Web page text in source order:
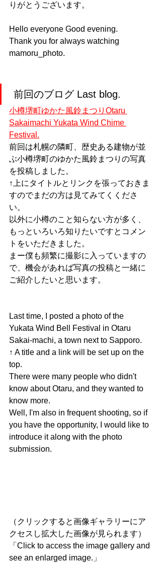
りがとうございます。
Hello everyone Good evening.
Thank you for always watching
mamoru_photo.
前回のブログ Last blog.
小樽堺町ゆかた風鈴まつりOtaru
Sakaimachi Yukata Wind Chime
Festival.
前回は札幌の隣町、歴史ある建物が並
ぶ小樽堺町のゆかた風鈴まつりの写真
を投稿しました。
↑上にタイトルとリンクを張っておきま
すのでまだの方は見てみてくくださ
い。
以外に小樽のこと知らない方が多く、
もっといろいろ知りたいですとコメン
トをいただきました。
まー僕も頻繁に撮影に入っていますの
で、機会があれば写真の投稿と一緒に
ご紹介したいと思います。
Last time, I posted a photo of the
Yukata Wind Bell Festival in Otaru
Sakai-machi, a town next to Sapporo.
↑ A title and a link will be set up on the
top.
There were many people who didn't
know about Otaru, and they wanted to
know more.
Well, I'm also in frequent shooting, so if
you have the opportunity, I would like to
introduce it along with the photo
submission.
（クリックすると画像ギャラリーにア
クセスし拡大した画像が見られます）
「Click to access the image gallery and
see an enlarged image.」